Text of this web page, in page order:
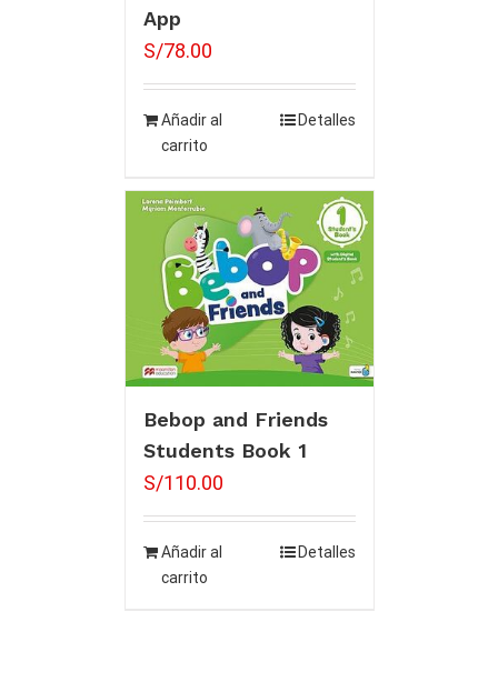
App
S/78.00
Añadir al
carrito
Detalles
Bebop and Friends
Students Book 1
S/110.00
Añadir al
carrito
Detalles